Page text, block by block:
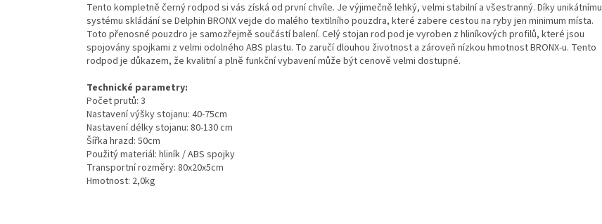
Tento kompletně černý rodpod si vás získá od první chvíle. Je výjimečně lehký, velmi stabilní a všestranný. Díky unikátnímu
systému skládání se Delphin BRONX vejde do malého textilního pouzdra, které zabere cestou na ryby jen minimum místa.
Toto přenosné pouzdro je samozřejmě součástí balení. Celý stojan rod pod je vyroben z hliníkových profilů, které jsou
spojovány spojkami z velmi odolného ABS plastu. To zaručí dlouhou životnost a zároveň nízkou hmotnost BRONX-u. Tento
rodpod je důkazem, že kvalitní a plně funkční vybavení může být cenově velmi dostupné.
Technické parametry:
Počet prutů: 3
Nastavení výšky stojanu: 40-75cm
Nastavení délky stojanu: 80-130 cm
Šířka hrazd: 50cm
Použitý materiál: hliník / ABS spojky
Transportní rozměry: 80x20x5cm
Hmotnost: 2,0kg